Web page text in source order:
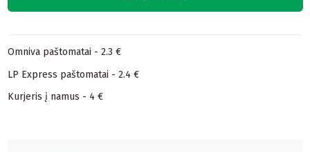
Omniva paštomatai - 2.3 €
LP Express paštomatai - 2.4 €
Kurjeris į namus - 4 €